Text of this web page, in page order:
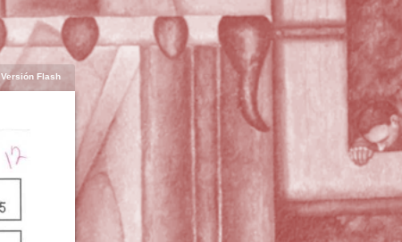
Versión Flash